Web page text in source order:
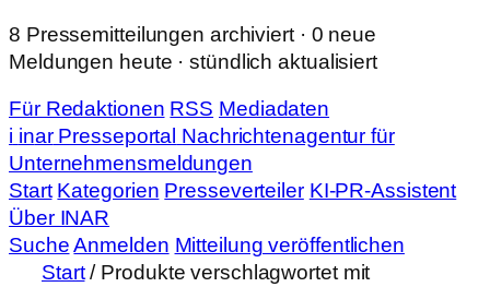
Zum
Inhalt
8 Pressemitteilungen archiviert · 0 neue
Meldungen heute · stündlich aktualisiert
Für Redaktionen RSS Mediadaten
i inarPresseportal Nachrichtenagentur für
Unternehmensmeldungen
Start Kategorien Presseverteiler KI-PR-Assistent
Über INAR
Suche Anmelden Mitteilung veröffentlichen
Start/ Produkte verschlagwortet mit